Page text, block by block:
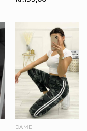
oprindelige
kr.249,00.
kr.199,00.
DAME